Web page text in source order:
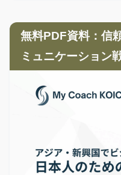
無料PDF資料：信
ミュニケーション